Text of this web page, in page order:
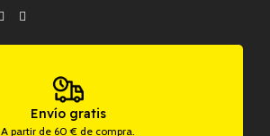
Envío gratis
A partir de 60 € de compra.